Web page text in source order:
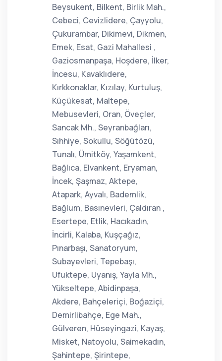
Beysukent, Bilkent, Birlik Mah.,
Cebeci, Cevizlidere, Çayyolu,
Çukurambar, Dikimevi, Dikmen,
Emek, Esat, Gazi Mahallesi ,
Gaziosmanpaşa, Hoşdere, İlker,
İncesu, Kavaklıdere,
Kırkkonaklar, Kızılay, Kurtuluş,
Küçükesat, Maltepe,
Mebusevleri, Oran, Öveçler,
Sancak Mh., Seyranbağları,
Sıhhiye, Sokullu, Söğütözü,
Tunalı, Ümitköy, Yaşamkent,
Bağlıca, Elvankent, Eryaman,
İncek, Şaşmaz, Aktepe,
Atapark, Ayvalı, Bademlik,
Bağlum, Basınevleri, Çaldıran ,
Esertepe, Etlik, Hacıkadın,
İncirli, Kalaba, Kuşçağız,
Pınarbaşı, Sanatoryum,
Subayevleri, Tepebaşı,
Ufuktepe, Uyanış, Yayla Mh.,
Yükseltepe, Abidinpaşa,
Akdere, Bahçeleriçi, Boğaziçi,
Demirlibahçe, Ege Mah.,
Gülveren, Hüseyingazi, Kayaş,
Misket, Natoyolu, Saimekadın,
Şahintepe, Şirintepe,